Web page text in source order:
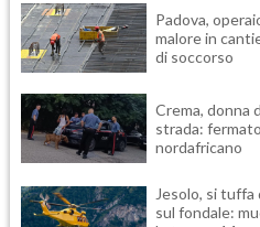
Padova,
malore in
di soccorso
Crema, donna
strada:
nordafricano
Jesolo, si
sul fondale: